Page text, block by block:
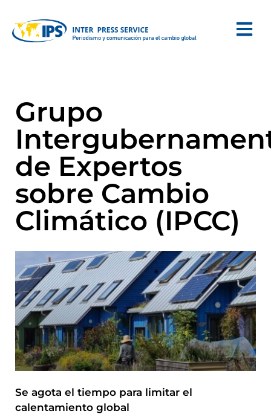
Grupo
de Expertos
sobre Cambio
Climático (IPCC)
Se agota el tiempo para limitar el
calentamiento global